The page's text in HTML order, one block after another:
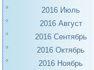
2016 Июль
2016 Август
2016 Сентябрь
2016 Октябрь
2016 Ноябрь